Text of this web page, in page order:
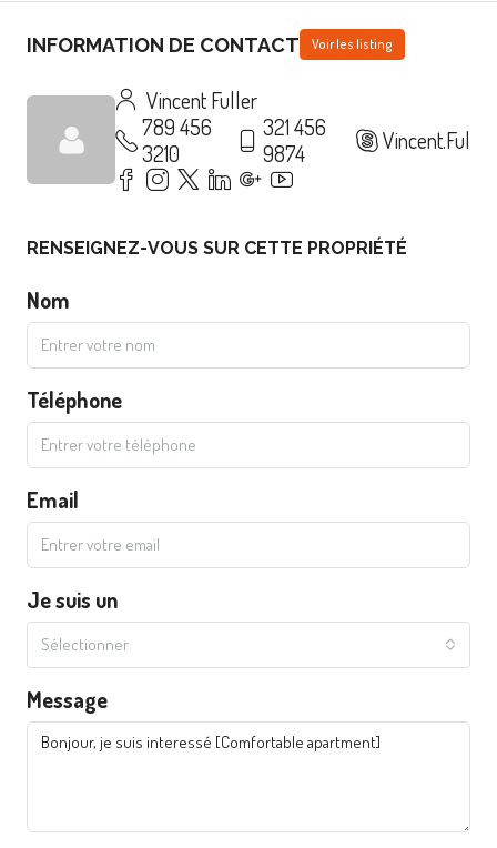
INFORMATION DE CONTACT Voir les listing
Vincent Fuller
789 456
3210
321 456
9874
Vincent.Fuller
RENSEIGNEZ-VOUS SUR CETTE PROPRIÉTÉ
Nom
Téléphone
Email
Je suis un
Sélectionner
Message